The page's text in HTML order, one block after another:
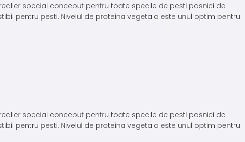
special conceput pentru toate specile de pesti pasnici de
pentru pesti. Nivelul de proteina vegetala este unul optim pentru
special conceput pentru toate specile de pesti pasnici de
pentru pesti. Nivelul de proteina vegetala este unul optim pentru